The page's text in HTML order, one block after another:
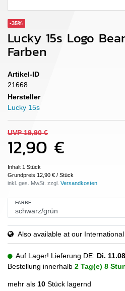
-35%
Lucky 15s Logo
Farben
Artikel-ID
21668
Hersteller
Lucky 15s
UVP 19,90 €
12,90 €
Inhalt 1 Stück
Grundpreis 12,90 € / Stück
inkl. ges. MwSt. zzgl.
FARBE
Also available at our
Auf Lager! Lieferung DE: Di.
Bestellung innerhalb 2 Tag(e) 8
mehr als 10 Stück lagernd